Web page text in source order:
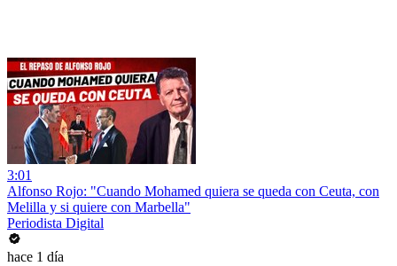
3:01
Alfonso Rojo: "Cuando Mohamed quiera se queda con Ceuta, con
Melilla y si quiere con Marbella"
Periodista Digital
hace 1 día